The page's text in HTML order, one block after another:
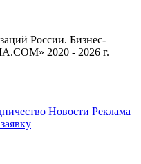
России. Бизнес-
2020 - 2026 г.
Новости Реклама